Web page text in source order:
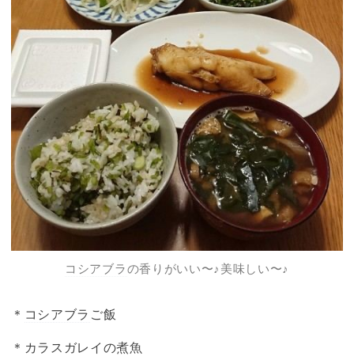
コシアブラの香りがいい〜♪美味しい〜♪
＊ コシアブラ ご飯
＊カラスガレイの煮魚